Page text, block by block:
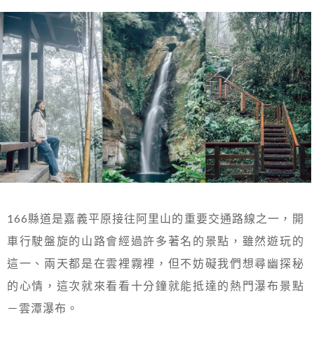
166縣道是嘉義平原接往阿里山的重要交通路線之一，開
車行駛盤旋的山路會經過許多著名的景點，雖然遊玩的
這一、兩天都是在雲裡霧裡，但不妨礙我們想尋幽探秘
的心情，這次就來看看十分鐘就能抵達的熱門瀑布景點
－雲潭瀑布。